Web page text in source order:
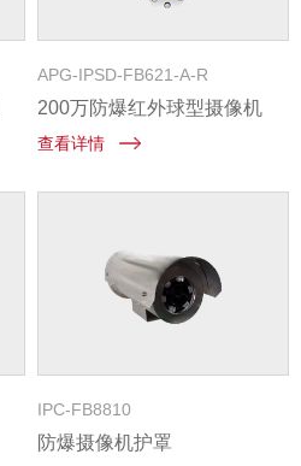
APG-IPSD-FB621-A-R
200万防爆红外球型摄像机
查看详情
IPC-FB8810
防爆摄像机护罩